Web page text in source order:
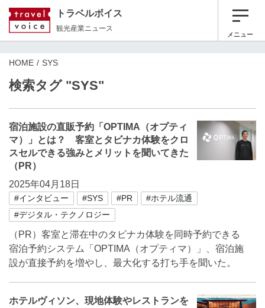
トラベルボイス
観光産業ニュース
メニュー
HOME SYS
検索タグ "SYS"
宿泊施設の直販予約「OPTIMA（オプティ
マ）」とは？ 客室とタビナカ体験をクロ
スセルできる強みとメリットを聞いてきた
（PR）
2025年04月18日
#インタビュー #SYS #PR
#ホテル流通
#デジタル・テクノロジー
（PR）客室と滞在中のタビナカ体験を同時予約できる
宿泊予約システム「OPTIMA（オプティマ）」、宿泊施
設が直接予約を増やし、最大化する打ち手を聞いた。
ホテルヴィソン、現地体験やレストランを